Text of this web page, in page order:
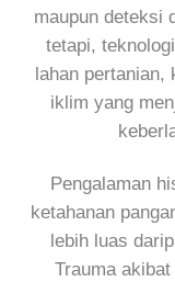
maupun deteksi
tetapi,
lahan pertanian,
iklim yang
Pengalaman
ketahanan
lebih luas
Trauma